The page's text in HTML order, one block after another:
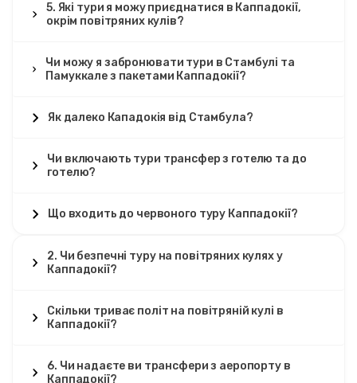
5. Які тури я можу приєднатися в Каппадокії,
окрім повітряних кулів?
Чи можу я забронювати тури в Стамбулі та
Памуккале з пакетами Каппадокії?
Як далеко Кападокія від Стамбула?
Чи включають тури трансфер з готелю та до
готелю?
Що входить до червоного туру Каппадокії?
2. Чи безпечні туру на повітряних кулях у
Каппадокії?
Скільки триває політ на повітряній кулі в
Каппадокії?
6. Чи надаєте ви трансфери з аеропорту в
Каппадокії?